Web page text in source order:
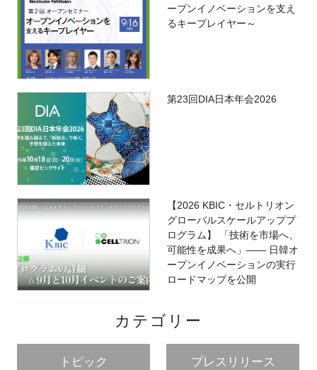
ープンイノベーションを支え
るキープレイヤー～
第23回DIA日本年会2026
【2026 KBIC・セルトリオン
グローバルスケールアッププ
ログラム】 「技術を市場へ、
可能性を成果へ」―― 日韓オ
ープンイノベーションの実行
ロードマップを公開
カテゴリー
トピック プレスリリース